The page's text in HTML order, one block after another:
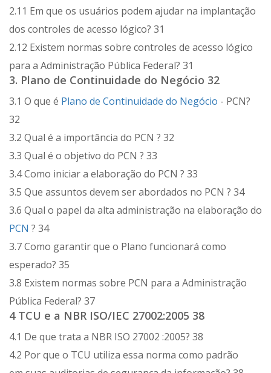
2.11 Em que os usuários podem ajudar na implantação
dos controles de acesso lógico? 31
2.12 Existem normas sobre controles de acesso lógico
para a Administração Pública Federal? 31
3. Plano de Continuidade do Negócio 32
3.1 O que é Plano de Continuidade do Negócio - PCN?
32
3.2 Qual é a importância do PCN ? 32
3.3 Qual é o objetivo do PCN ? 33
3.4 Como iniciar a elaboração do PCN ? 33
3.5 Que assuntos devem ser abordados no PCN ? 34
3.6 Qual o papel da alta administração na elaboração do
PCN ? 34
3.7 Como garantir que o Plano funcionará como
esperado? 35
3.8 Existem normas sobre PCN para a Administração
Pública Federal? 37
4 TCU e a NBR ISO/IEC 27002:2005 38
4.1 De que trata a NBR ISO 27002 :2005? 38
4.2 Por que o TCU utiliza essa norma como padrão